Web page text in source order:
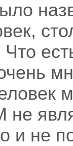
и не